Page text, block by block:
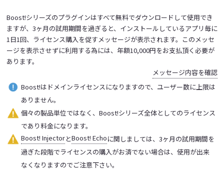
Boost!シリーズのプラグインはすべて無料でダウンロードして使用でき
ますが、3ヶ月の試用期間を過ぎると、インストールしているアプリ毎に
1日1回、ライセンス購入を促すメッセージが表示されます。このメッセ
ージを表示させずに利用する為には、年額10,000円をお支払頂く必要が
あります。
メッセージ内容を確認
Boost!はドメインライセンスになりますので、ユーザー数に上限は
ありません。
個々の製品単位ではなく、Boost!シリーズ全体としてのライセンス
であり料金になります。
Boost! InjectorとBoost! Echoに関しましては、3ヶ月の試用期間を
過ぎた段階でライセンスの購入がお済でない場合は、使用が出来
なくなりますのでご注意下さい。